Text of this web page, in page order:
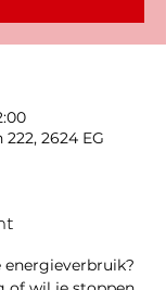
2624 EG
energieverbruik?